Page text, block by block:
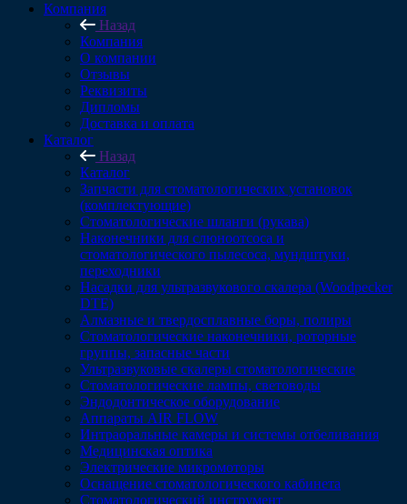
Компания
Назад
Компания
О компании
Отзывы
Реквизиты
Дипломы
Доставка и оплата
Каталог
Назад
Каталог
Запчасти для стоматологических установок
(комплектующие)
Стоматологические шланги (рукава)
Наконечники для слюноотсоса и
стоматологического пылесоса, мундштуки,
переходники
Насадки для ультразвукового скалера (Woodpecker
DTE)
Алмазные и твердосплавные боры, полиры
Стоматологические наконечники, роторные
группы, запасные части
Ультразвуковые скалеры стоматологические
Стоматологические лампы, световоды
Эндодонтическое оборудование
Аппараты AIR FLOW
Интраоральные камеры и системы отбеливания
Медицинская оптика
Электрические микромоторы
Оснащение стоматологического кабинета
Стоматологический инструмент